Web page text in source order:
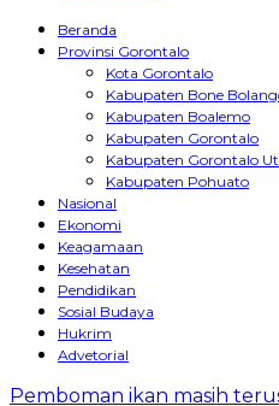
Beranda
Provinsi Gorontalo
Kota Gorontalo
Kabupaten Bone
Kabupaten Boalemo
Kabupaten Gorontalo
Kabupaten Gorontalo
Kabupaten Pohuato
Nasional
Ekonomi
Keagamaan
Kesehatan
Pendidikan
Sosial Budaya
Hukrim
Advetorial
Pemboman ikan masih